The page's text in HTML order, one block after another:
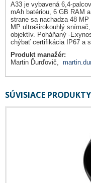
A33 je vybavená 6,4-
mAh batériou, 6 GB RAM
strane sa nachadza 48
MP ultraširokouhlý
objektív. Poháňaný -
chýbať certifikácia IP67 a
Produkt manažér:
Martin Ďurďovič,
SÚVISIACE PRODUKTY